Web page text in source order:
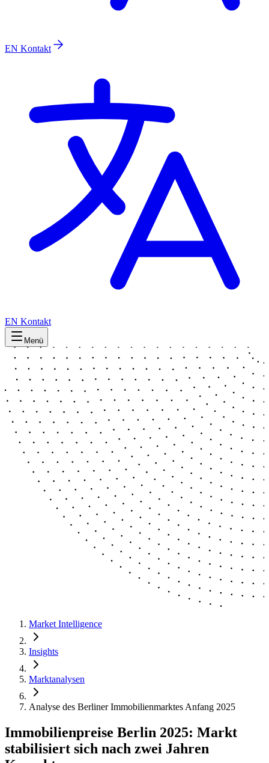
EN Kontakt
EN Kontakt
Menü
Market Intelligence
Insights
Marktanalysen
Analyse des Berliner Immobilienmarktes Anfang 2025
Immobilienpreise Berlin 2025: Markt
stabilisiert sich nach zwei Jahren